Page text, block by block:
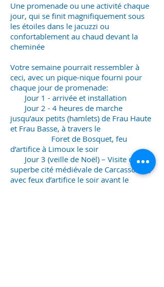
Une promenade ou une activité chaque
jour, qui se finit magnifiquement sous
les étoiles dans le jacuzzi ou
confortablement au chaud devant la
cheminée
Votre semaine pourrait ressembler à
ceci, avec un pique-nique fourni pour
chaque jour de promenade:
Jour 1 - arrivée et installation
Jour 2 - 4 heures de marche
jusqu’aux petits (hamlets) de Frau Haute
et Frau Basse, à travers le
Foret de Bosquet, feu
d’artifice à Limoux le soir
Jour 3 (veille de Noël) – Visite de la
superbe cité médiévale de Carcassonne,
avec feux d’artifice le soir avant le